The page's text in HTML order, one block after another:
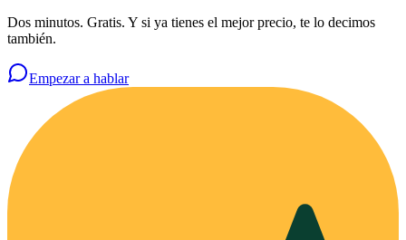
Dos minutos. Gratis. Y si ya tienes el mejor precio, te lo decimos
también.
Empezar a hablar